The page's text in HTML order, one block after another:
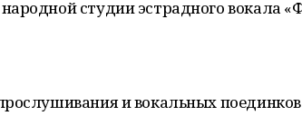
студии эстрадного вокала
и вокальных